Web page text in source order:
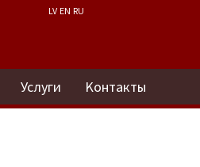
LV EN RU
Услуги Kонтакты